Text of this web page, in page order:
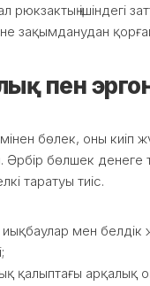
ішіндегі
зақымданудан
пен
бөлек, оны киіп
Әрбір бөлшек денеге
таратуы тиіс.
иықбаулар мен белдік
қалыптағы арқалық